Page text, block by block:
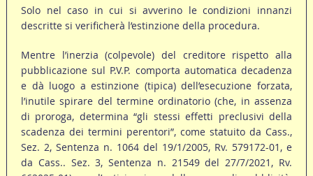
Solo nel caso in cui si avverino le condizioni innanzi
descritte si verificherà l’estinzione della procedura.
Mentre l’inerzia (colpevole) del creditore rispetto alla
pubblicazione sul P.V.P. comporta automatica decadenza
e dà luogo a estinzione (tipica) dell’esecuzione forzata,
l’inutile spirare del termine ordinatorio (che, in assenza
di proroga, determina “gli stessi effetti preclusivi della
scadenza dei termini perentori”, come statuito da Cass.,
Sez. 2, Sentenza n. 1064 del 19/1/2005, Rv. 579172-01, e
da Cass.. Sez. 3, Sentenza n. 21549 del 27/7/2021, Rv.